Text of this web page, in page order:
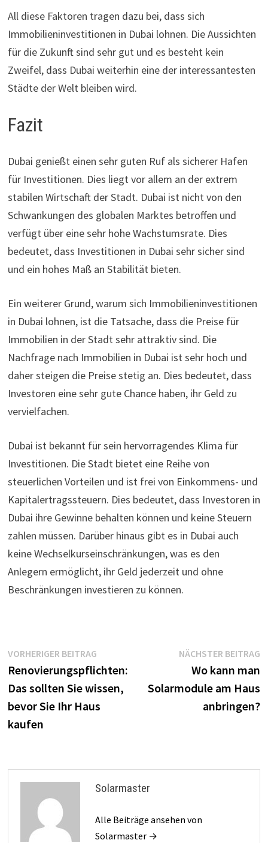
All diese Faktoren tragen dazu bei, dass sich
Immobilieninvestitionen in Dubai lohnen. Die Aussichten
für die Zukunft sind sehr gut und es besteht kein
Zweifel, dass Dubai weiterhin eine der interessantesten
Städte der Welt bleiben wird.
Fazit
Dubai genießt einen sehr guten Ruf als sicherer Hafen
für Investitionen. Dies liegt vor allem an der extrem
stabilen Wirtschaft der Stadt. Dubai ist nicht von den
Schwankungen des globalen Marktes betroffen und
verfügt über eine sehr hohe Wachstumsrate. Dies
bedeutet, dass Investitionen in Dubai sehr sicher sind
und ein hohes Maß an Stabilität bieten.
Ein weiterer Grund, warum sich Immobilieninvestitionen
in Dubai lohnen, ist die Tatsache, dass die Preise für
Immobilien in der Stadt sehr attraktiv sind. Die
Nachfrage nach Immobilien in Dubai ist sehr hoch und
daher steigen die Preise stetig an. Dies bedeutet, dass
Investoren eine sehr gute Chance haben, ihr Geld zu
vervielfachen.
Dubai ist bekannt für sein hervorragendes Klima für
Investitionen. Die Stadt bietet eine Reihe von
steuerlichen Vorteilen und ist frei von Einkommens- und
Kapitalertragssteuern. Dies bedeutet, dass Investoren in
Dubai ihre Gewinne behalten können und keine Steuern
zahlen müssen. Darüber hinaus gibt es in Dubai auch
keine Wechselkurseinschränkungen, was es den
Anlegern ermöglicht, ihr Geld jederzeit und ohne
Beschränkungen investieren zu können.
Beitragsnavigation
VORHERIGER BEITRAGVorheriger
Beitrag:
Renovierungspflichten:
Das sollten Sie wissen,
bevor Sie Ihr Haus
kaufen
NÄCHSTER BEITRAG
Wo kann man
Solarmodule am Haus
anbringen?
Solarmaster
Alle Beiträge ansehen von
Solarmaster →